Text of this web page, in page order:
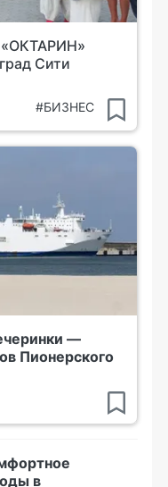
«ОКТАРИН»
Сити
#БИЗНЕС
—
Пионерского
в